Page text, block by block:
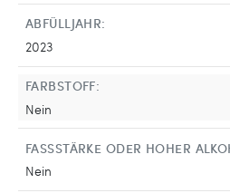
ABFÜLLJAHR:
2023
FARBSTOFF:
Nein
FASSSTÄRKE ODER HOHER
Nein